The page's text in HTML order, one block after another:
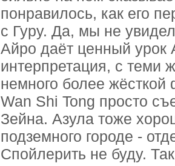
понравилось, как его
с Гуру. Да, мы не
Айро даёт ценный урок
интерпретация, с теми
немного более
Wan Shi Tong просто
Зейна. Азула тоже
подземного городе -
Спойлерить не буду.